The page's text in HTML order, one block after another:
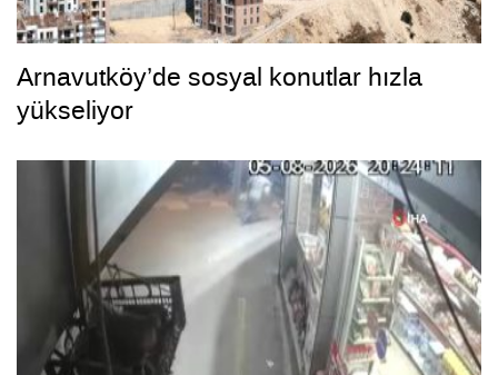
Arnavutköy’de sosyal konutlar hızla
yükseliyor